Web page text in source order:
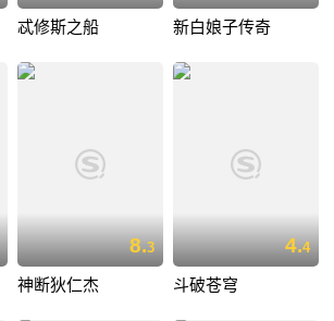
忒修斯之船 新白娘子传奇
8.3
神断狄仁杰
4.4
斗破苍穹